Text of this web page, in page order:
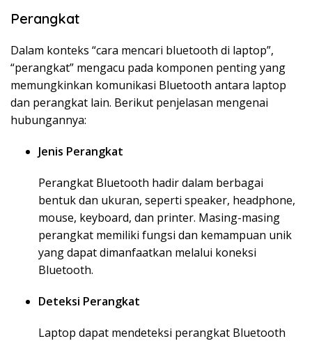
Perangkat
Dalam konteks “cara mencari bluetooth di laptop”,
“perangkat” mengacu pada komponen penting yang
memungkinkan komunikasi Bluetooth antara laptop
dan perangkat lain. Berikut penjelasan mengenai
hubungannya:
Jenis Perangkat
Perangkat Bluetooth hadir dalam berbagai
bentuk dan ukuran, seperti speaker, headphone,
mouse, keyboard, dan printer. Masing-masing
perangkat memiliki fungsi dan kemampuan unik
yang dapat dimanfaatkan melalui koneksi
Bluetooth.
Deteksi Perangkat
Laptop dapat mendeteksi perangkat Bluetooth